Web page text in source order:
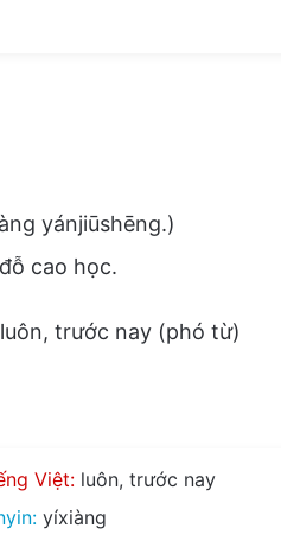
yánjiūshēng.)
cao học.
trước nay (phó từ)
Việt: luôn, trước nay
yíxiàng